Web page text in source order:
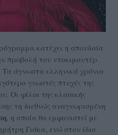
κατέχει η σπουδαία
προβολή του ντοκιμαντέρ
άγνωστα ελληνικά χρόνια
γνωστές πτυχές της
Οι φίλοι της κλασικής
τη διεθνώς αναγνωρισμένη
, η οποία θα εμφανιστεί με
Γιάκα, ενώ στον ίδιο